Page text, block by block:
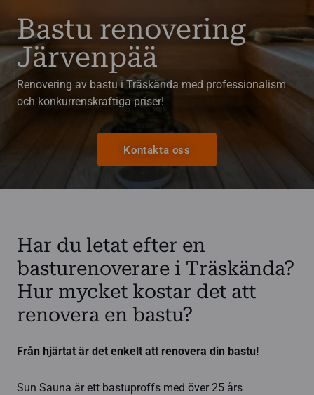
Bastu renovering
Järvenpää
Renovering av bastu i Träskända med professionalism
och konkurrenskraftiga priser!
Kontakta oss
Har du letat efter en
basturenoverare i Träskända?
Hur mycket kostar det att
renovera en bastu?
Från hjärtat är det enkelt att renovera din bastu!
Sun Sauna är ett bastuproffs med över 25 års